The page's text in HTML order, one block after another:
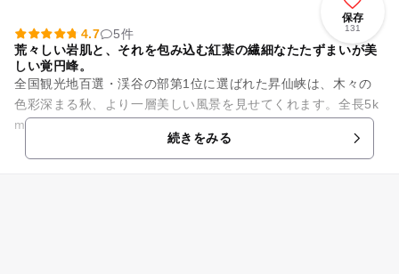
保存
131
4.7
5件
荒々しい岩肌と、それを包み込む紅葉の繊細なたたずまいが美
しい覚円峰。
全国観光地百選・渓谷の部第1位に選ばれた昇仙峡は、木々の
色彩深まる秋、より一層美しい風景を見せてくれます。全長5k
mにも及ぶ一帯には、仙娥滝・大滝といった滝のほか、石門や
長潭橋などの見どころが多...続きをみる